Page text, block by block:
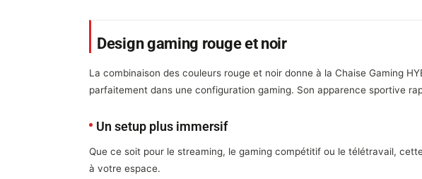
Design gaming rouge et noir
La combinaison des couleurs rouge et noir donne à la Chaise Gaming
parfaitement dans une configuration gaming. Son apparence sportive
Un setup plus immersif
Que ce soit pour le streaming, le gaming compétitif ou le télétravail,
à votre espace.